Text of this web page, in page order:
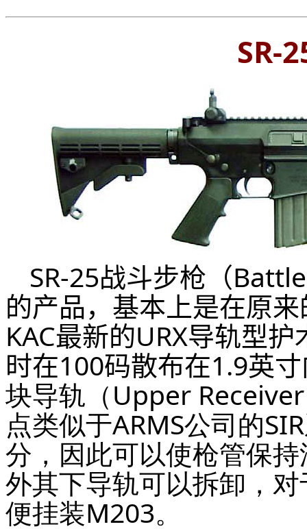
SR-
SR-25战斗步枪（
的产品，基本上是在原
KAC最新的URX导轨型
时在100码散布在1.9英
块导轨（Upper
点类似于ARMS公司的
分，因此可以使枪管保
外其下导轨可以拆卸，
便挂装M203。